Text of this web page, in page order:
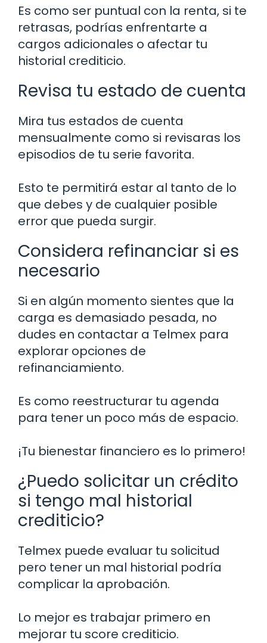
Es como ser puntual con la renta, si te
retrasas, podrías enfrentarte a
cargos adicionales o afectar tu
historial crediticio.
Revisa tu estado de cuenta
Mira tus estados de cuenta
mensualmente como si revisaras los
episodios de tu serie favorita.
Esto te permitirá estar al tanto de lo
que debes y de cualquier posible
error que pueda surgir.
Considera refinanciar si es
necesario
Si en algún momento sientes que la
carga es demasiado pesada, no
dudes en contactar a Telmex para
explorar opciones de
refinanciamiento.
Es como reestructurar tu agenda
para tener un poco más de espacio.
¡Tu bienestar financiero es lo primero!
¿Puedo solicitar un crédito
si tengo mal historial
crediticio?
Telmex puede evaluar tu solicitud
pero tener un mal historial podría
complicar la aprobación.
Lo mejor es trabajar primero en
mejorar tu score crediticio.